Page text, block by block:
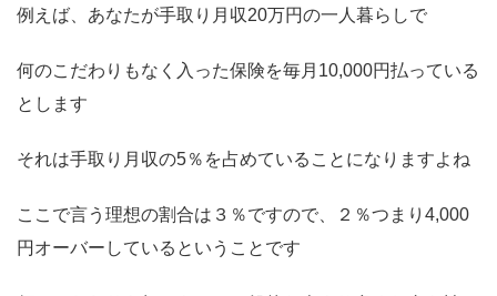
例えば、あなたが手取り月収20万円の一人暮らしで
何のこだわりもなく入った保険を毎月10,000円払っている
とします
それは手取り月収の5％を占めていることになりますよね
ここで言う理想の割合は３％ですので、２％つまり4,000
円オーバーしているということです